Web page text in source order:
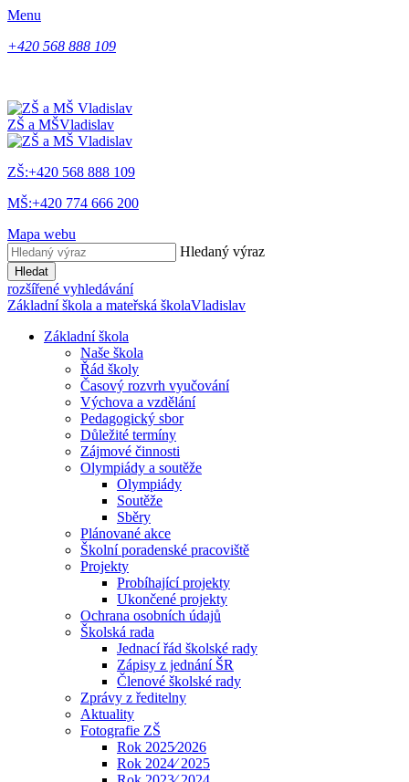
Menu
+420 568 888 109
ZŠ a MŠVladislav
ZŠ:+420 568 888 109
MŠ:+420 774 666 200
Mapa webu
Hledaný výraz
Hledat
rozšířené vyhledávání
Základní škola a mateřská školaVladislav
Základní škola
Naše škola
Řád školy
Časový rozvrh vyučování
Výchova a vzdělání
Pedagogický sbor
Důležité termíny
Zájmové činnosti
Olympiády a soutěže
Olympiády
Soutěže
Sběry
Plánované akce
Školní poradenské pracoviště
Projekty
Probíhající projekty
Ukončené projekty
Ochrana osobních údajů
Školská rada
Jednací řád školské rady
Zápisy z jednání ŠR
Členové školské rady
Zprávy z ředitelny
Aktuality
Fotografie ZŠ
Rok 2025⁄2026
Rok 2024⁄ 2025